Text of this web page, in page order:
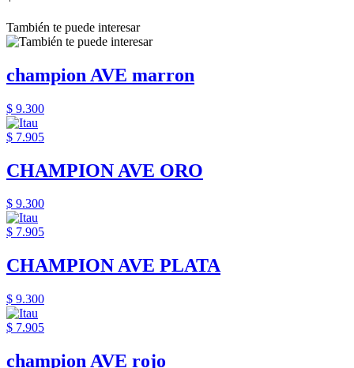
También te puede interesar
champion AVE marron
$ 9.300
$ 7.905
CHAMPION AVE ORO
$ 9.300
$ 7.905
CHAMPION AVE PLATA
$ 9.300
$ 7.905
champion AVE rojo